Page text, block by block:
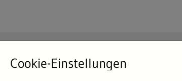
Cookie-Einstellungen